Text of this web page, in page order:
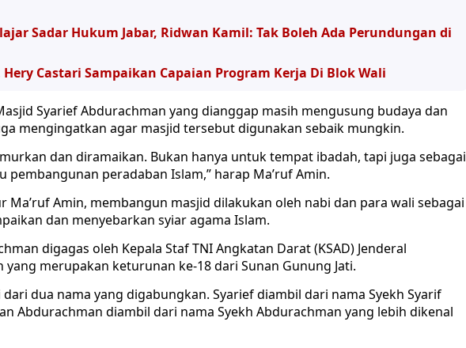
Sadar Hukum Jabar, Ridwan Kamil: Tak Boleh Ada Perundungan di
Castari Sampaikan Capaian Program Kerja Di Blok Wali
Syarief Abdurachman yang dianggap masih mengusung budaya dan
mengingatkan agar masjid tersebut digunakan sebaik mungkin.
dan diramaikan. Bukan hanya untuk tempat ibadah, tapi juga sebagai
pembangunan peradaban Islam,” harap Ma’ruf Amin.
Ma’ruf Amin, membangun masjid dilakukan oleh nabi dan para wali sebagai
dan menyebarkan syiar agama Islam.
digagas oleh Kepala Staf TNI Angkatan Darat (KSAD) Jenderal
merupakan keturunan ke-18 dari Sunan Gunung Jati.
dua nama yang digabungkan. Syarief diambil dari nama Syekh Syarif
Abdurachman diambil dari nama Syekh Abdurachman yang lebih dikenal